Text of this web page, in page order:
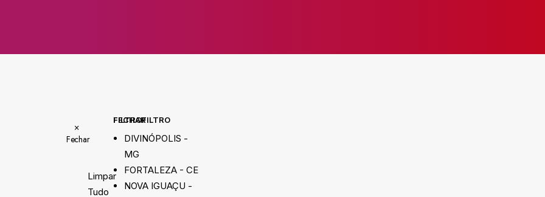
×
Fechar
Limpar
Tudo
FECHAR FILTROFILTRO
DIVINÓPOLIS -
MG
FORTALEZA - CE
NOVA IGUAÇU -